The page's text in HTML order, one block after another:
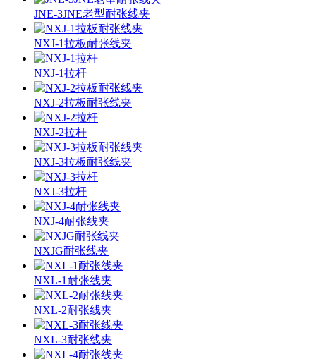
JNE-3JNE老型耐张线夹
NXJ-1拉板耐张线夹
NXJ-1拉杆
NXJ-2拉板耐张线夹
NXJ-2拉杆
NXJ-3拉板耐张线夹
NXJ-3拉杆
NXJ-4耐张线夹
NXJG耐张线夹
NXL-1耐张线夹
NXL-2耐张线夹
NXL-3耐张线夹